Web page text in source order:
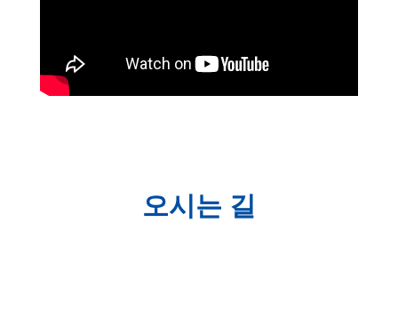
오시는 길